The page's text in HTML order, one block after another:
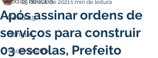
Covid-19
Dengue
Vacinômetro
Após assinar ordens de
serviços para construir
03 escolas, Prefeito
25 de out. de 20211 min de leitura